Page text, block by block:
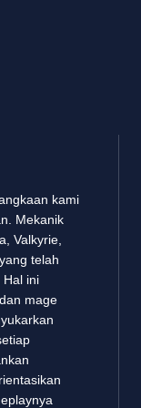
kami
Mekanik
Valkyrie,
telah
Hal ini
mage